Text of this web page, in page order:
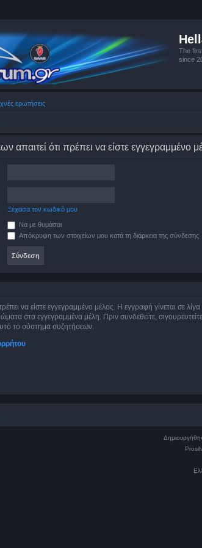
The
since
ερωτήσεις
απαιτεί ότι πρέπει να είστε εγγεγραμμένο
Ξέχασα τον κωδικό μου
Να με θυμάσαι
Απόκρυψη των στοιχείων μου κατά τη διάρκεια της σύνδεσης
να είστε εγγεγραμμένο μέλος. Η εγγραφή γίνεται σε
στα εγγεγραμμένα μέλη. Πριν συνδεθείτε,
το σύστημα συζητήσεων.